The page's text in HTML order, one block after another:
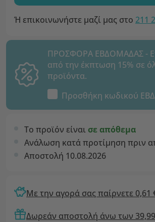
Ή επικοινωνήστε μαζί μας στο 211
ΠΡΟΣΦΟΡΑ ΕΒΔΟΜΑΔΑΣ -
από την έκπτωση 15% σε
προϊόντα.
Προσθήκη κωδικού
Το προϊόν είναι σε απόθεμα
Ανάλωση κατά προτίμηση πριν
Αποστολή 10.08.2026
Με την αγορά σας παίρνετε 0,61
Δωρεάν αποστολή άνω των